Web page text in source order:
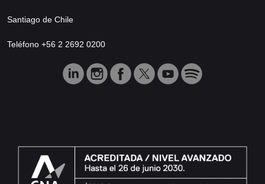
Santiago de Chile
Teléfono +56 2 2692 0200